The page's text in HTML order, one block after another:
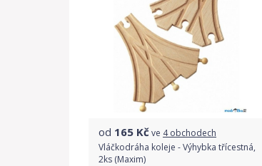
od 165 Kčve 4 obchodech
Vláčkodráha koleje - Výhybka třícestná,
2ks (Maxim)